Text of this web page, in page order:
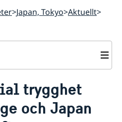
Japan, Tokyo Aktuellt
trygghet
och Japan